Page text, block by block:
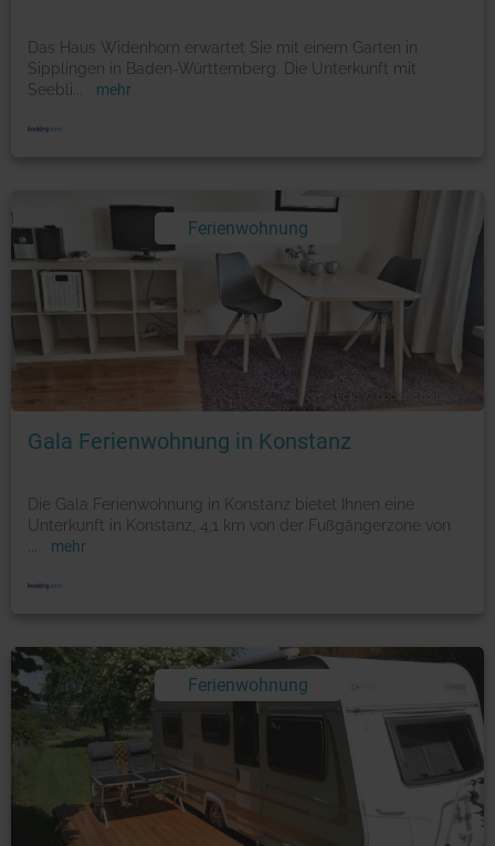
Das Haus Widenhorn erwartet Sie mit einem Garten in
Sipplingen in Baden-Württemberg. Die Unterkunft mit
Seebli
mehr
Ferienwohnung
Foto: © booking.com
Gala Ferienwohnung in Konstanz
Die Gala Ferienwohnung in Konstanz bietet Ihnen eine
Unterkunft in Konstanz, 4,1 km von der Fußgängerzone von
mehr
Ferienwohnung